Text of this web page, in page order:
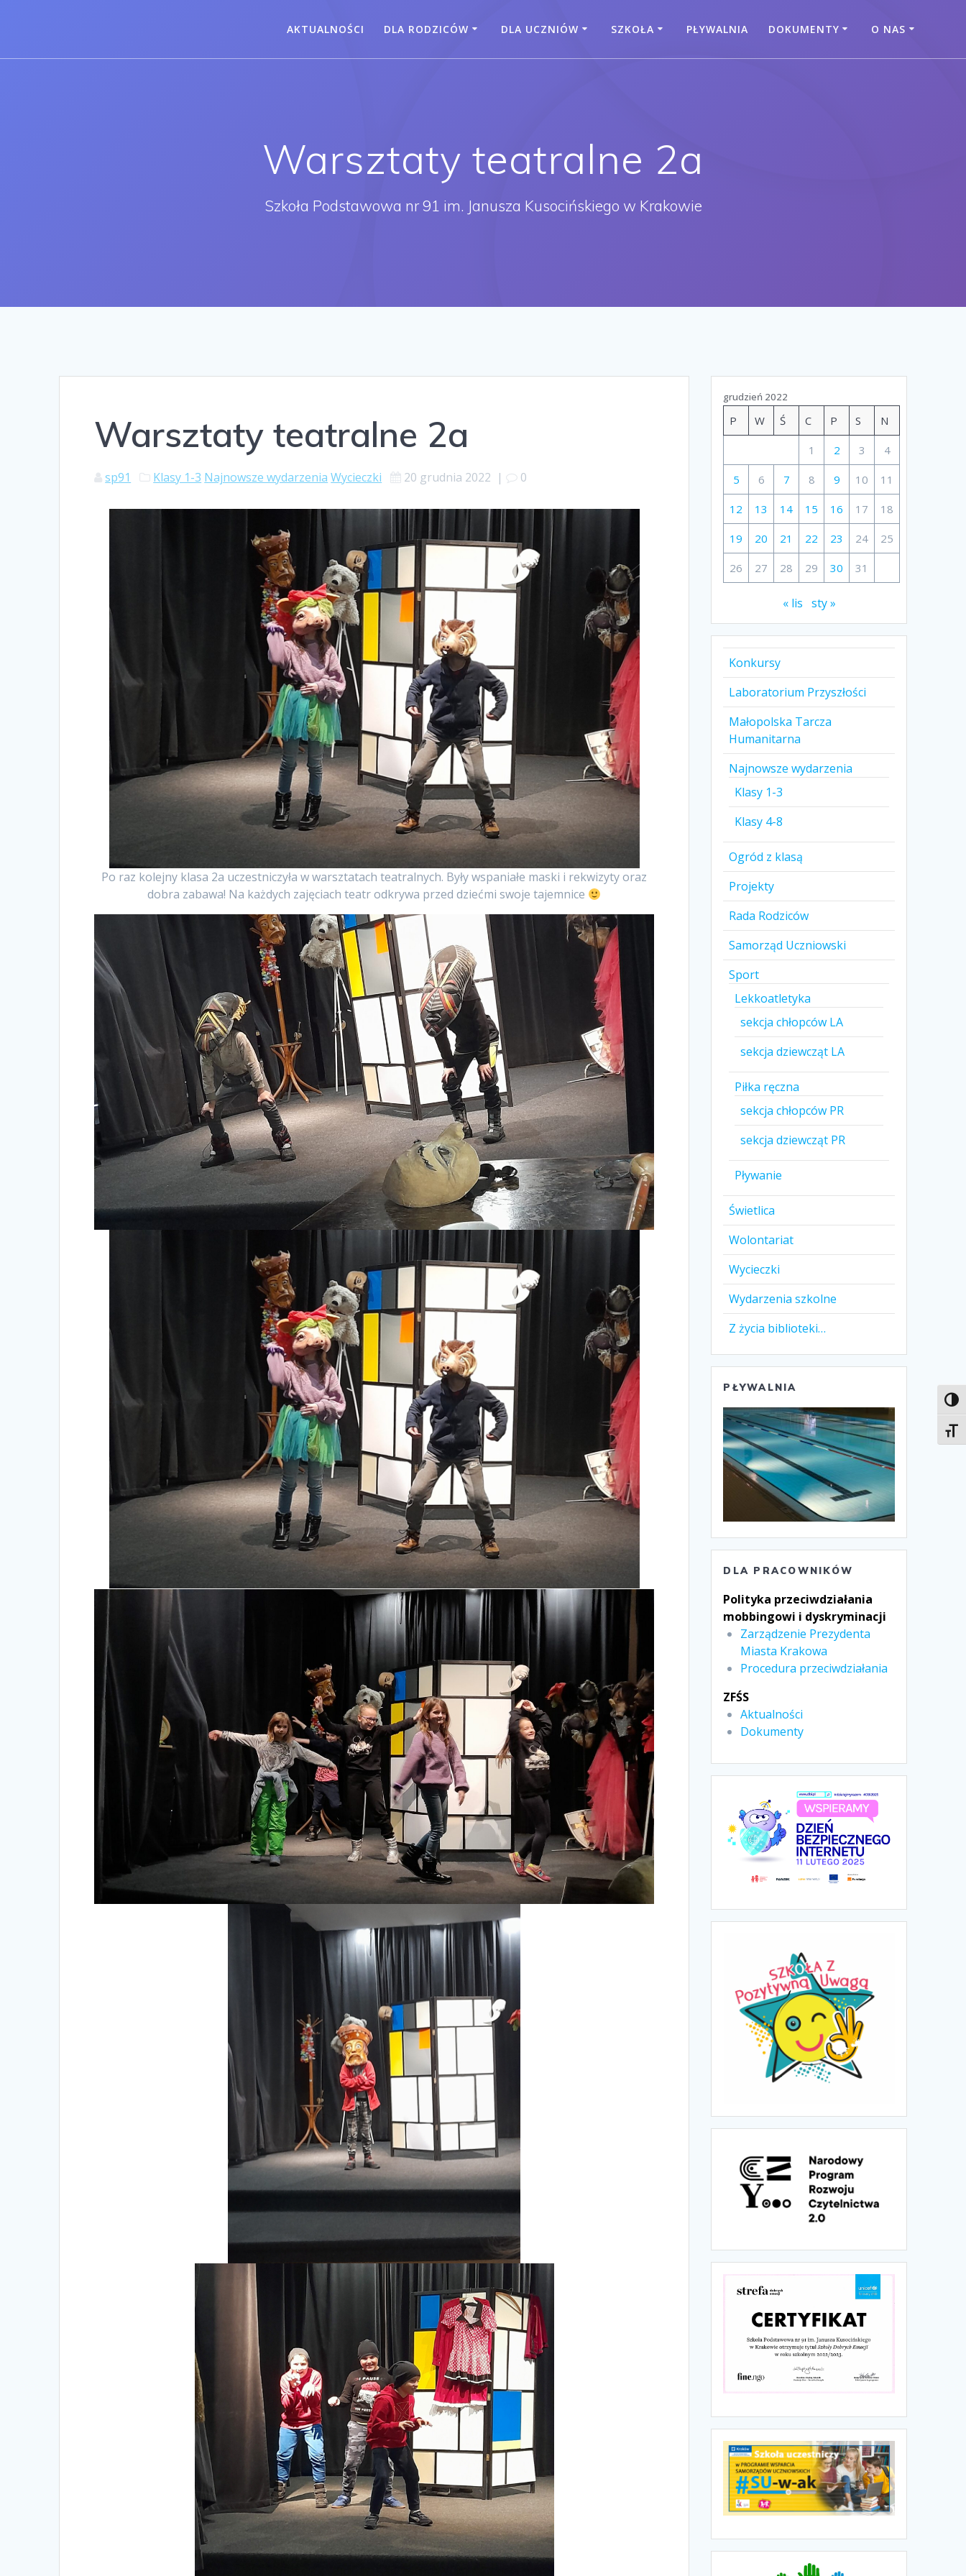
AKTUALNOŚCI DLA RODZICÓW DLA UCZNIÓW SZKOŁA PŁYWALNIA DOKUMENTY O NAS
Warsztaty teatralne 2a
Szkoła Podstawowa nr 91 im. Janusza Kusocińskiego w Krakowie
Warsztaty teatralne 2a
sp91 Klasy 1-3 Najnowsze wydarzenia Wycieczki 20 grudnia 2022 | 0
Po raz kolejny klasa 2a uczestniczyła w warsztatach teatralnych. Były wspaniałe maski i rekwizyty oraz
dobra zabawa! Na każdych zajęciach teatr odkrywa przed dziećmi swoje tajemnice
grudzień 2022
P W Ś C P S N
1 2 3 4
5 6 7 8 9 10 11
12 13 14 15 16 17 18
19 20 21 22 23 24 25
26 27 28 29 30 31
« lis sty »
Konkursy
Laboratorium Przyszłości
Małopolska Tarcza
Humanitarna
Najnowsze wydarzenia
Klasy 1-3
Klasy 4-8
Ogród z klasą
Projekty
Rada Rodziców
Samorząd Uczniowski
Sport
Lekkoatletyka
sekcja chłopców LA
sekcja dziewcząt LA
Piłka ręczna
sekcja chłopców PR
sekcja dziewcząt PR
Pływanie
Świetlica
Wolontariat
Wycieczki
Wydarzenia szkolne
Z życia biblioteki…
PŁYWALNIA
DLA PRACOWNIKÓW
Polityka przeciwdziałania
mobbingowi i dyskryminacji
Zarządzenie Prezydenta
Miasta Krakowa
Procedura przeciwdziałania
ZFŚS
Aktualności
Dokumenty